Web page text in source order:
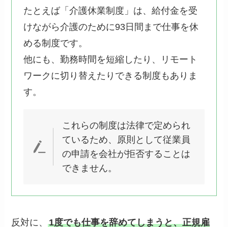
たとえば「介護休業制度」は、給付金を受
けながら介護のために93日間まで仕事を休
める制度です。
他にも、勤務時間を短縮したり、リモート
ワークに切り替えたりできる制度もありま
す。
これらの制度は法律で定められ
ているため、原則として従業員
の申請を会社が拒否することは
できません。
反対に、1度でも仕事を辞めてしまうと、正規雇